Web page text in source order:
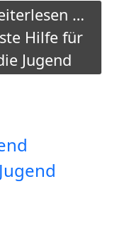
…
Hilfe für
Jugend